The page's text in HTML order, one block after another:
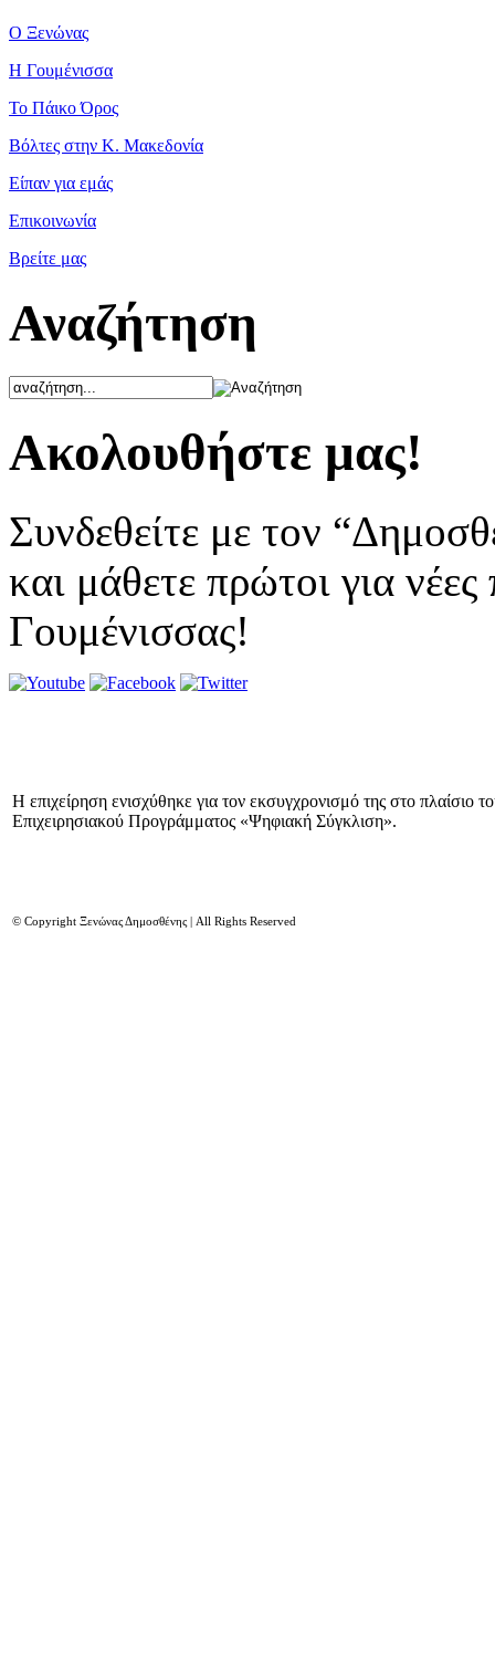
Ο Ξενώνας
Η Γουμένισσα
Το Πάικο Όρος
Βόλτες στην Κ. Μακεδονία
Είπαν για εμάς
Επικοινωνία
Βρείτε μας
Αναζήτηση
Ακολουθήστε μας!
Συνδεθείτε με τον
και μάθετε πρώτοι για
Γουμένισσας!
Η επιχείρηση ενισχύθηκε για τον εκσυγχρονισμό της στο πλαίσιο
Επιχειρησιακού Προγράμματος «Ψηφιακή Σύγκλιση».
© Copyright Ξενώνας Δημοσθένης | All Rights Reserved